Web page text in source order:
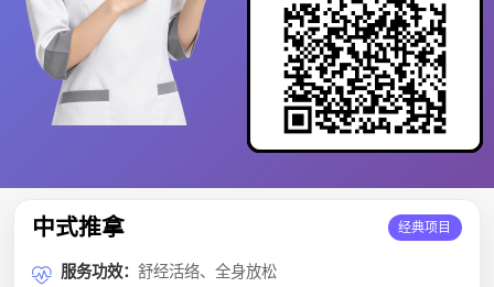
中式推拿 经典项目
服务功效： 舒经活络、全身放松